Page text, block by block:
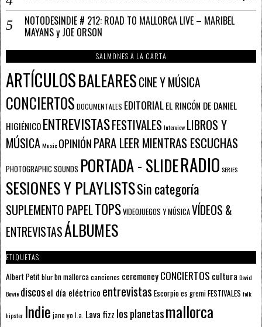
NOTODESINDIE # 212: ROAD TO MALLORCA LIVE – MARIBEL
MAYANS y JOE ORSON
SALMONES A LA CARTA
ARTÍCULOSBALEARESCINE Y MÚSICA
CONCIERTOS DOCUMENTALES EDITORIALEL RINCÓN DE DANIEL
HIGIÉNICOENTREVISTASFESTIVALESInterview LIBROS Y
MÚSICAMusic OPINIÓNPARA LEER MIENTRAS ESCUCHAS
PHOTOGRAPHIC SOUNDS PORTADA - SLIDERADIO SERIES
SESIONES Y PLAYLISTSSin categoría
SUPLEMENTO PAPELTOPSVIDEOJUEGOS Y MÚSICAVÍDEOS &
ENTREVISTASÁLBUMES
ETIQUETAS
Albert Petitblurbn mallorcacanciones ceremoneyCONCIERTOS cultura David
Bowie discosel día eléctrico entrevistas Escorpioes gremiFESTIVALES folk
hipster Indie jane yo l.a. Lava fizz los planetasmallorca